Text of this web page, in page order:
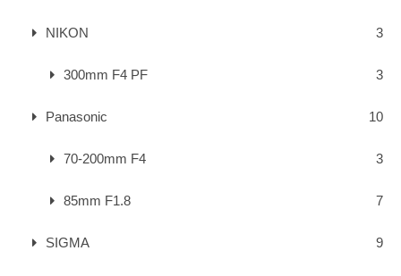
NIKON 3
300mm F4 PF 3
Panasonic 10
70-200mm F4 3
85mm F1.8 7
SIGMA 9